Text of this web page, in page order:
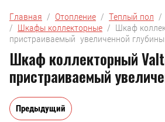
Главная
  /
Отопление
  /
Теплый пол
  /
/ Шкафы коллекторные
/  Шкаф
пристраиваемый  увеличенной глубины
Шкаф коллекторный
пристраиваемый
Предыдущий